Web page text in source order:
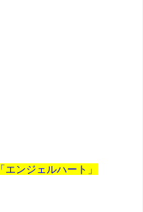
「エンジェルハート」